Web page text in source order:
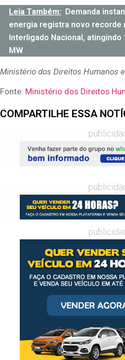
Leia Também: Demanda
energia registra novo recorde
Interligado Nacional, atingindo
MW
Ministério dos Direitos Humanos
Fonte: Ministério dos Direitos
COMPARTILHE ESSA